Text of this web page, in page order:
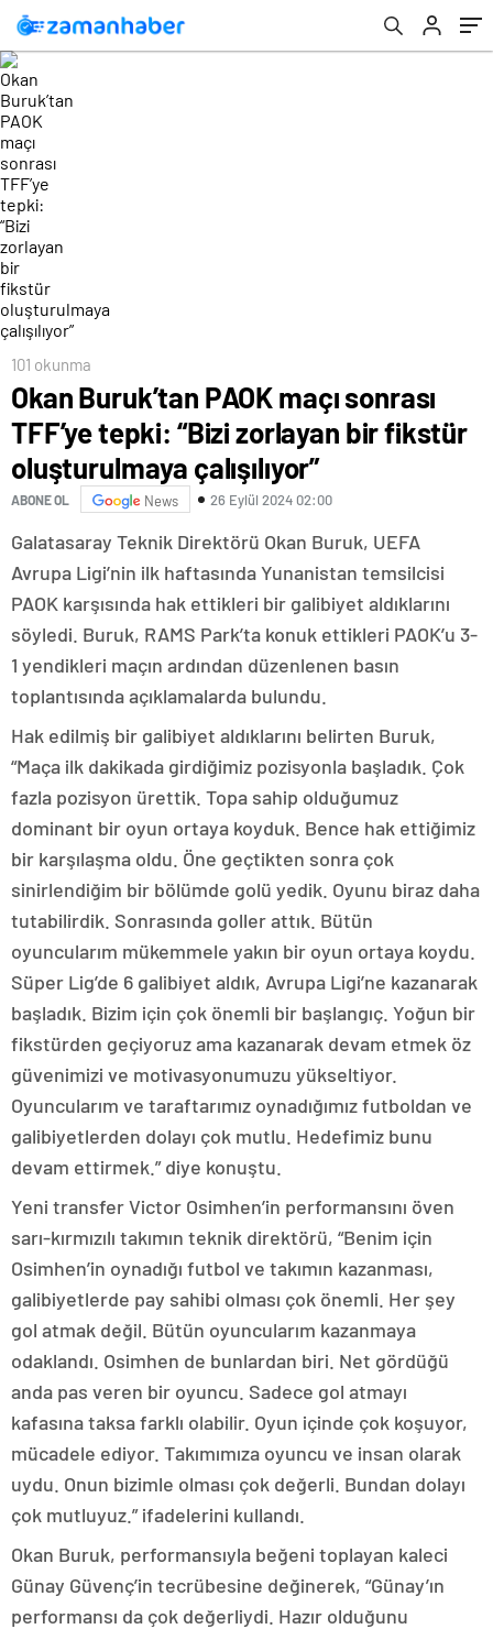
101 okunma
Okan Buruk’tan PAOK maçı sonrası
TFF’ye tepki: “Bizi zorlayan bir fikstür
oluşturulmaya çalışılıyor”
ABONE OL News 26 Eylül 2024 02:00
Galatasaray Teknik Direktörü Okan Buruk, UEFA
Avrupa Ligi’nin ilk haftasında Yunanistan temsilcisi
PAOK karşısında hak ettikleri bir galibiyet aldıklarını
söyledi. Buruk, RAMS Park’ta konuk ettikleri PAOK’u 3-
1 yendikleri maçın ardından düzenlenen basın
toplantısında açıklamalarda bulundu.
Hak edilmiş bir galibiyet aldıklarını belirten Buruk,
“Maça ilk dakikada girdiğimiz pozisyonla başladık. Çok
fazla pozisyon ürettik. Topa sahip olduğumuz
dominant bir oyun ortaya koyduk. Bence hak ettiğimiz
bir karşılaşma oldu. Öne geçtikten sonra çok
sinirlendiğim bir bölümde golü yedik. Oyunu biraz daha
tutabilirdik. Sonrasında goller attık. Bütün
oyuncularım mükemmele yakın bir oyun ortaya koydu.
Süper Lig’de 6 galibiyet aldık, Avrupa Ligi’ne kazanarak
başladık. Bizim için çok önemli bir başlangıç. Yoğun bir
fikstürden geçiyoruz ama kazanarak devam etmek öz
güvenimizi ve motivasyonumuzu yükseltiyor.
Oyuncularım ve taraftarımız oynadığımız futboldan ve
galibiyetlerden dolayı çok mutlu. Hedefimiz bunu
devam ettirmek.” diye konuştu.
Yeni transfer Victor Osimhen’in performansını öven
sarı-kırmızılı takımın teknik direktörü, “Benim için
Osimhen’in oynadığı futbol ve takımın kazanması,
galibiyetlerde pay sahibi olması çok önemli. Her şey
gol atmak değil. Bütün oyuncularım kazanmaya
odaklandı. Osimhen de bunlardan biri. Net gördüğü
anda pas veren bir oyuncu. Sadece gol atmayı
kafasına taksa farklı olabilir. Oyun içinde çok koşuyor,
mücadele ediyor. Takımımıza oyuncu ve insan olarak
uydu. Onun bizimle olması çok değerli. Bundan dolayı
çok mutluyuz.” ifadelerini kullandı.
Okan Buruk, performansıyla beğeni toplayan kaleci
Günay Güvenç’in tecrübesine değinerek, “Günay’ın
performansı da çok değerliydi. Hazır olduğunu